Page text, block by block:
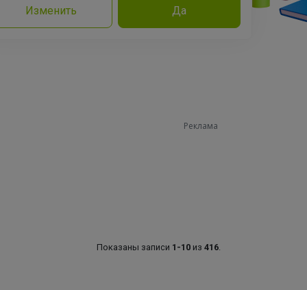
Изменить Да
Команда Эксперты
Реклама
Показаны записи 1-10 из 416.